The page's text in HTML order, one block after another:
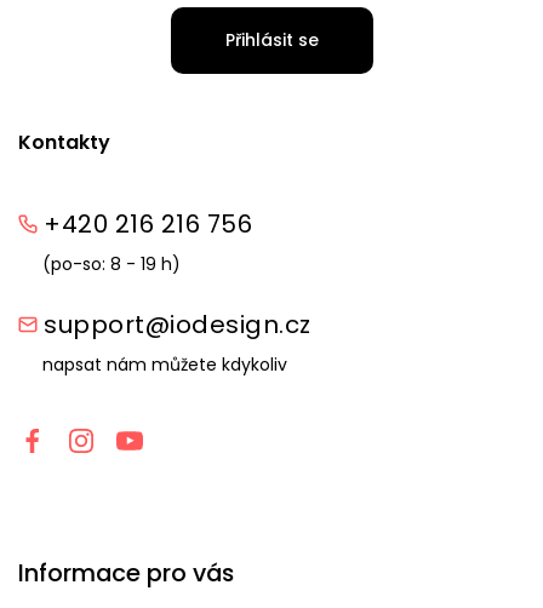
Kontakty
+420 216 216 756
(po-so: 8 - 19 h)
support@iodesign.cz
napsat nám můžete kdykoliv
Informace pro vás
Přihlásit se